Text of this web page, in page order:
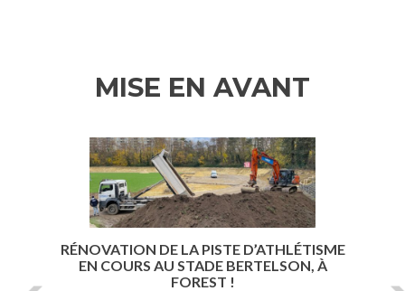
MISE EN AVANT
RÉNOVATION DE LA PISTE D’ATHLÉTISME
EN COURS AU STADE BERTELSON, À
FOREST !
Précédent